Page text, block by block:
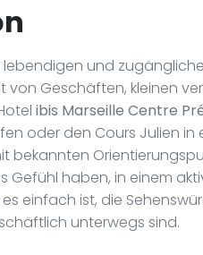
lebendigen und
von Geschäften, kleinen
ibis Marseille Centre
oder den Cours Julien
bekannten
Gefühl haben, in einem
einfach ist, die
unterwegs sind.